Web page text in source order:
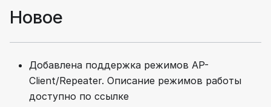
Новое
Добавлена поддержка режимов AP-
Client/Repeater. Описание режимов работы
доступно по ссылке